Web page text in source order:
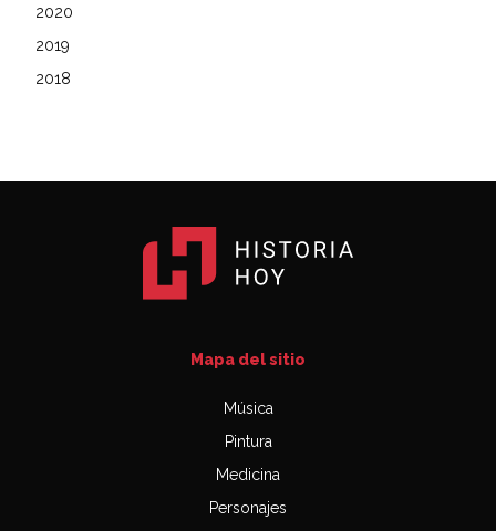
2020
2019
2018
Mapa del sitio
Música
Pintura
Medicina
Personajes